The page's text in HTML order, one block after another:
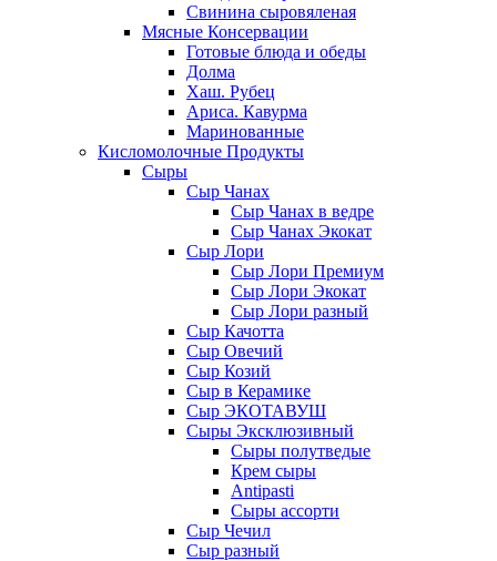
Свинина сыровяленая
Мясные Консервации
Готовые блюда и обеды
Долма
Хаш. Рубец
Ариса. Кавурма
Маринованные
Кисломолочные Продукты
Сыры
Сыр Чанах
Сыр Чанах в ведре
Сыр Чанах Экокат
Сыр Лори
Сыр Лори Премиум
Сыр Лори Экокат
Сыр Лори разный
Сыр Качотта
Сыр Овечий
Сыр Козий
Сыр в Керамике
Сыр ЭКОТАВУШ
Сыры Эксклюзивный
Сыры полутведые
Крем сыры
Antipasti
Сыры ассорти
Сыр Чечил
Сыр разный